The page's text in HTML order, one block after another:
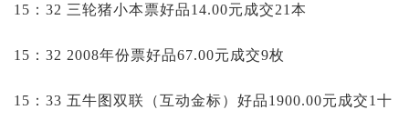
15：32 三轮猪小本票好品14.00元成交21本
15：32 2008年份票好品67.00元成交9枚
15：33 五牛图双联（互动金标）好品1900.00元成交1十